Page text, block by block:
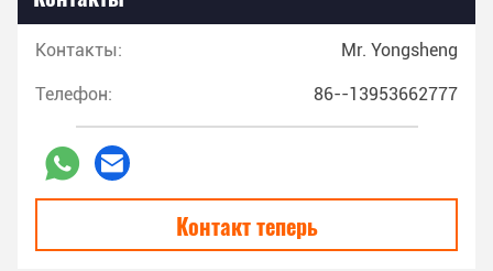
Контакты: Mr. Yongsheng
Телефон: 86--13953662777
Контакт теперь